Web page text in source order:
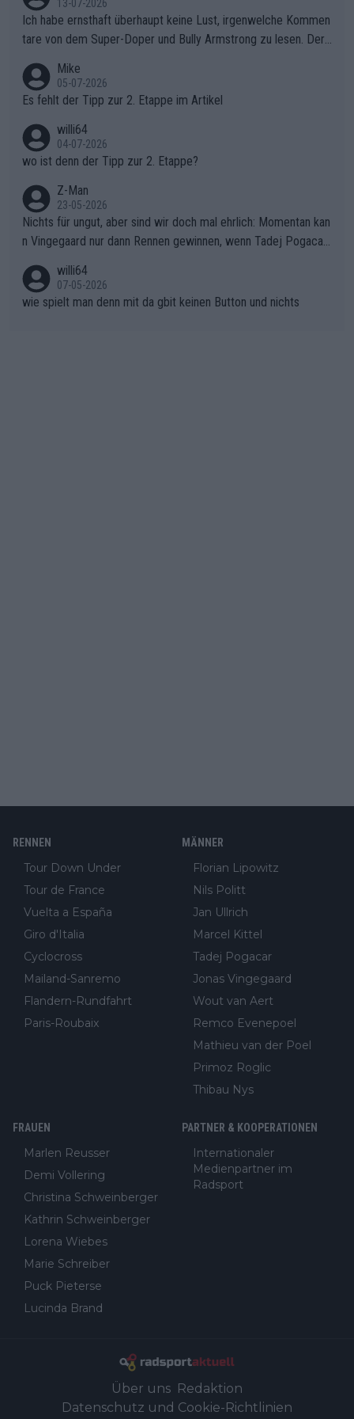
ollering die Initiative.Zu spätes Erwachen: Zu diesem Zeitpunkt
war das Loch zu Niewiadoma bereits zu groß, um es im Allein
en.Teurer Sekundenpoker: Die Quittung sind nun 15 Sekunden
Rückstand im Gesamtklassement – ein Polster, das Niewiado
gibt. Diese Etappe wird sicher als der psychologische Wendep
unkt dieser Tour in die Geschichte eingehen. Wenn man bei so
einem harten Aufstieg einmal den Moment verpasst und der K
onkurrentin die "zweite Luft" schenkt, ist der Schaden am Ber
g kaum noch zu reparieren.Vor uns liegt nun das große Finale R
ichtung Nizza. Niewiadoma hat psychologisch Oberwasser, ab
er SD Worx und Vollering müssen jetzt All-In gehen. (gregman
n)
13-07-2026
Ich habe ernsthaft überhaupt keine Lust, irgenwelche Kommen
tare von dem Super-Doper und Bully Armstrong zu lesen. Der
r die gehört nicht in dieses Medium!
Mike
05-07-2026
Es fehlt der Tipp zur 2. Etappe im Artikel
willi64
04-07-2026
wo ist denn der Tipp zur 2. Etappe?
Z-Man
23-05-2026
Nichts für ungut, aber sind wir doch mal ehrlich: Momentan kan
n Vingegaard nur dann Rennen gewinnen, wenn Tadej Pogacar
willi64
07-05-2026
wie spielt man denn mit da gbit keinen Button und nichts
RENNEN
Tour Down Under
Tour de France
Vuelta a España
Giro d'Italia
Cyclocross
Mailand-Sanremo
Flandern-Rundfahrt
Paris-Roubaix
MÄNNER
Florian Lipowitz
Nils Politt
Jan Ullrich
Marcel Kittel
Tadej Pogacar
Jonas Vingegaard
Wout van Aert
Remco Evenepoel
Mathieu van der Poel
Primoz Roglic
Thibau Nys
FRAUEN
Marlen Reusser
Demi Vollering
Christina Schweinberger
Kathrin Schweinberger
Lorena Wiebes
Marie Schreiber
Puck Pieterse
Lucinda Brand
PARTNER & KOOPERATIONEN
Internationaler
Medienpartner im
Radsport
Über uns Redaktion
Datenschutz und Cookie-Richtlinien